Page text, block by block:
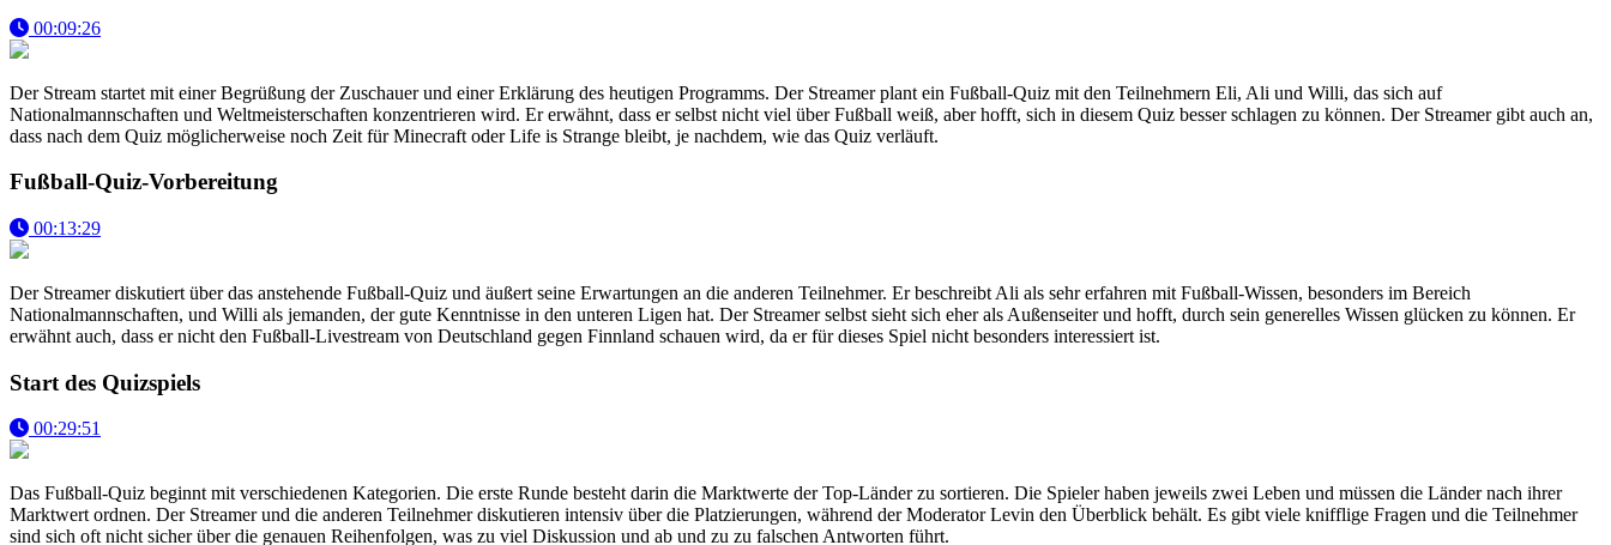
00:09:26
Der Stream startet mit einer Begrüßung der Zuschauer und einer Erklärung des heutigen Programms. Der Streamer plant ein Fußball-Quiz mit den Teilnehmern Eli, Ali und Willi, das sich auf
Nationalmannschaften und Weltmeisterschaften konzentrieren wird. Er erwähnt, dass er selbst nicht viel über Fußball weiß, aber hofft, sich in diesem Quiz besser schlagen zu können. Der Streamer gibt auch an,
dass nach dem Quiz möglicherweise noch Zeit für Minecraft oder Life is Strange bleibt, je nachdem, wie das Quiz verläuft.
Fußball-Quiz-Vorbereitung
00:13:29
Der Streamer diskutiert über das anstehende Fußball-Quiz und äußert seine Erwartungen an die anderen Teilnehmer. Er beschreibt Ali als sehr erfahren mit Fußball-Wissen, besonders im Bereich
Nationalmannschaften, und Willi als jemanden, der gute Kenntnisse in den unteren Ligen hat. Der Streamer selbst sieht sich eher als Außenseiter und hofft, durch sein generelles Wissen glücken zu können. Er
erwähnt auch, dass er nicht den Fußball-Livestream von Deutschland gegen Finnland schauen wird, da er für dieses Spiel nicht besonders interessiert ist.
Start des Quizspiels
00:29:51
Das Fußball-Quiz beginnt mit verschiedenen Kategorien. Die erste Runde besteht darin die Marktwerte der Top-Länder zu sortieren. Die Spieler haben jeweils zwei Leben und müssen die Länder nach ihrer
Marktwert ordnen. Der Streamer und die anderen Teilnehmer diskutieren intensiv über die Platzierungen, während der Moderator Levin den Überblick behält. Es gibt viele knifflige Fragen und die Teilnehmer
sind sich oft nicht sicher über die genauen Reihenfolgen, was zu viel Diskussion und ab und zu zu falschen Antworten führt.